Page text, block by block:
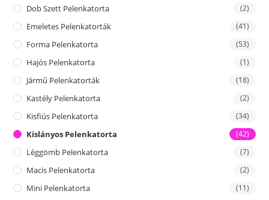
Dob Szett Pelenkatorta (2)
Emeletes Pelenkatorták (41)
Forma Pelenkatorta (53)
Hajós Pelenkatorta (1)
Jármű Pelenkatorták (18)
Kastély Pelenkatorta (2)
Kisfiús Pelenkatorta (34)
Kislányos Pelenkatorta (42)
Léggömb Pelenkatorta (7)
Macis Pelenkatorta (2)
Mini Pelenkatorta (11)